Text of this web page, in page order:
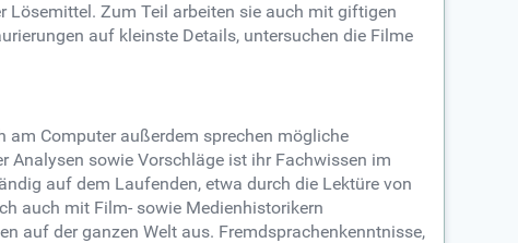
Lösemittel. Zum Teil arbeiten sie auch mit giftigen
auf kleinste Details, untersuchen die Filme
am Computer außerdem sprechen mögliche
Analysen sowie Vorschläge ist ihr Fachwissen im
auf dem Laufenden, etwa durch die Lektüre von
auch mit Film- sowie Medienhistorikern
auf der ganzen Welt aus. Fremdsprachenkenntnisse,